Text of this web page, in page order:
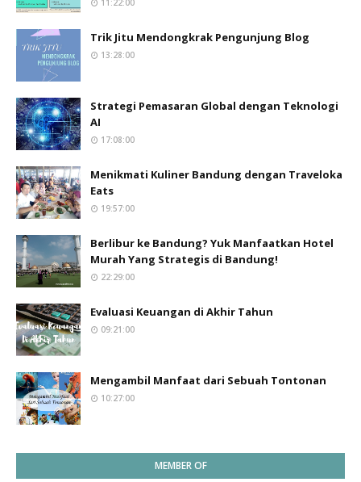
11:22:00
Trik Jitu Mendongkrak Pengunjung Blog
13:28:00
Strategi Pemasaran Global dengan Teknologi
AI
17:08:00
Menikmati Kuliner Bandung dengan Traveloka
Eats
19:57:00
Berlibur ke Bandung? Yuk Manfaatkan Hotel
Murah Yang Strategis di Bandung!
22:29:00
Evaluasi Keuangan di Akhir Tahun
09:21:00
Mengambil Manfaat dari Sebuah Tontonan
10:27:00
MEMBER OF